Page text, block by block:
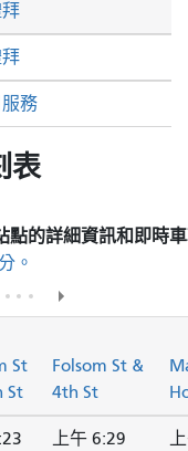
務
表
點的詳細資訊和即時
。
St
St
Folsom St &
4th St
上午 6:29